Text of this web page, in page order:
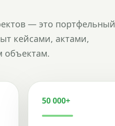
— это портфельный
кейсами, актами,
объектам.
50 000+